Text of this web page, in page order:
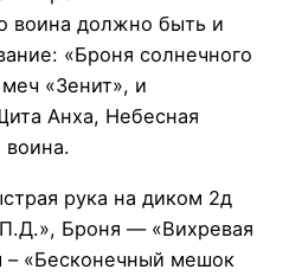
воина должно быть и
«Броня солнечного
«Зенит», и
Анха, Небесная
рука на диком 2д
Броня — «Вихревая
– «Бесконечный мешок